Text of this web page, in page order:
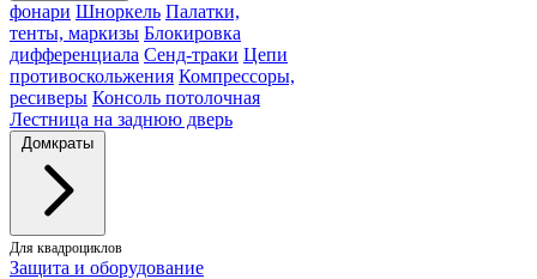
фонари Шноркель Палатки,
тенты, маркизы Блокировка
дифференциала Сенд-траки Цепи
противоскольжения Компрессоры,
ресиверы Консоль потолочная
Лестница на заднюю дверь
Домкраты
Для квадроциклов
Защита и оборудование